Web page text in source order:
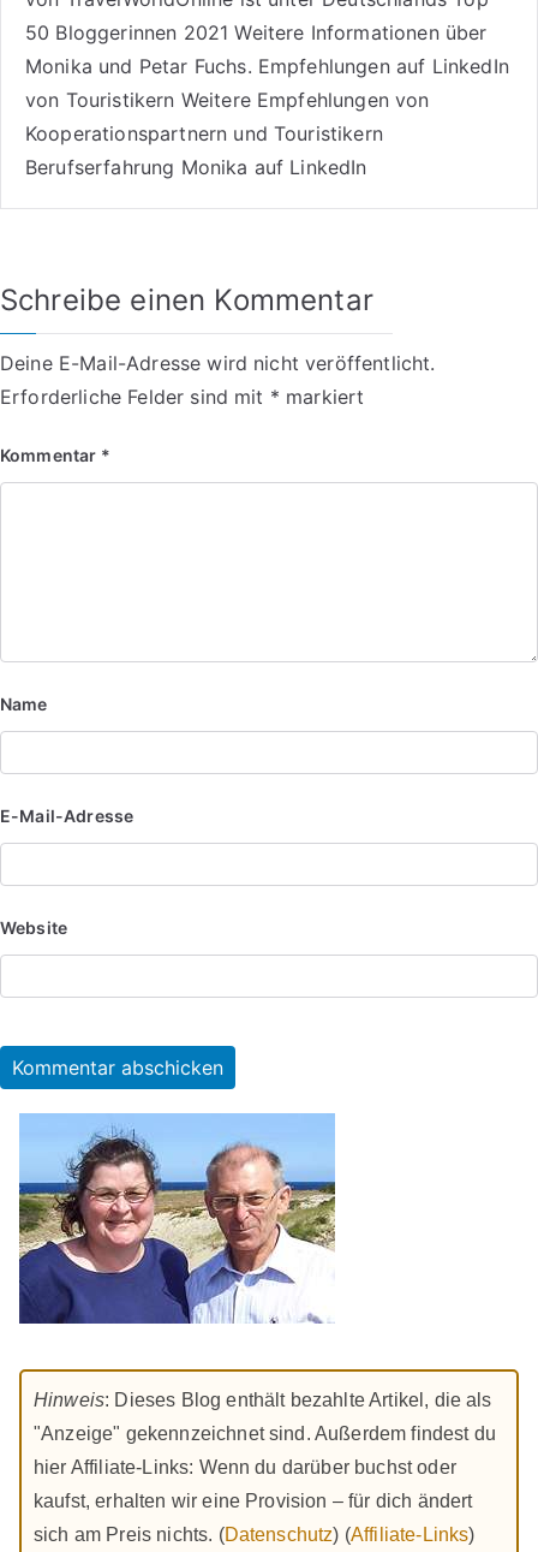
50 Bloggerinnen 2021 Weitere Informationen über
Monika und Petar Fuchs. Empfehlungen auf LinkedIn
von Touristikern Weitere Empfehlungen von
Kooperationspartnern und Touristikern
Berufserfahrung Monika auf LinkedIn
Schreibe einen Kommentar
Deine E-Mail-Adresse wird nicht veröffentlicht.
Erforderliche Felder sind mit * markiert
Kommentar *
Name
E-Mail-Adresse
Website
Hinweis: Dieses Blog enthält bezahlte Artikel, die als
"Anzeige" gekennzeichnet sind. Außerdem findest du
hier Affiliate-Links: Wenn du darüber buchst oder
kaufst, erhalten wir eine Provision – für dich ändert
sich am Preis nichts. (Datenschutz) (Affiliate-Links)